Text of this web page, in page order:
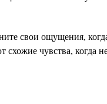
свои ощущения,
чувства, когда